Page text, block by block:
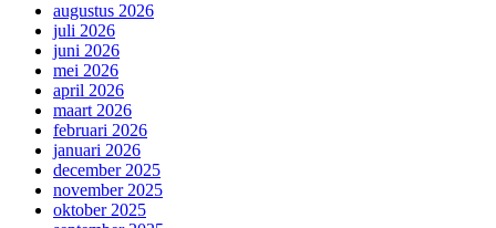
augustus 2026
juli 2026
juni 2026
mei 2026
april 2026
maart 2026
februari 2026
januari 2026
december 2025
november 2025
oktober 2025